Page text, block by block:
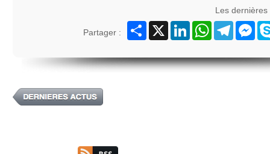
Les
Partager :
Partager
X LinkedInWhatsAppTelegram